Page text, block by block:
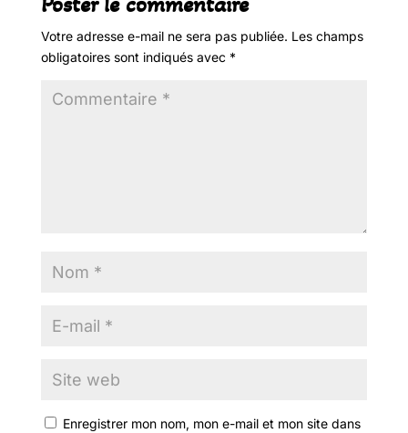
Votre adresse e-mail ne sera pas publiée. Les champs
obligatoires sont indiqués avec *
Enregistrer mon nom, mon e-mail et mon site dans